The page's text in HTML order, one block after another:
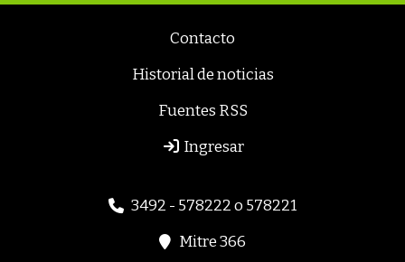
Contacto
Historial de noticias
Fuentes RSS
Ingresar
3492 - 578222 o 578221
Mitre 366